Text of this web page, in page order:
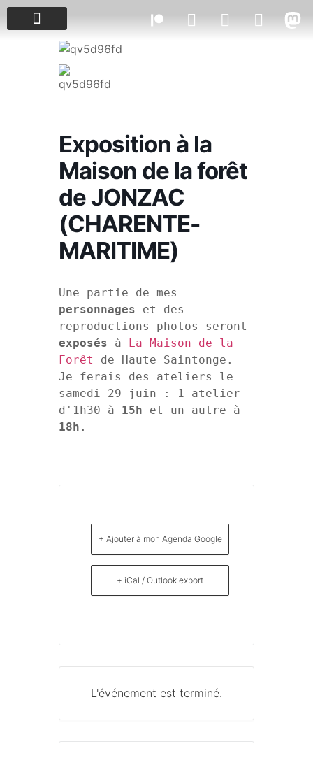
Exposition à la
Maison de la forêt
de JONZAC
(CHARENTE-
MARITIME)
personnages et des
exposés à
La Maison de la
Forêt
de Haute Saintonge.
Je ferais des ateliers le
samedi 29 juin : 1 atelier
d'1h30 à 15h
18h .
+ Ajouter à mon Agenda Google
+ iCal / Outlook export
L'événement est terminé.